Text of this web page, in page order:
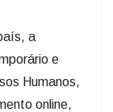
a
e
Humanos,
online,